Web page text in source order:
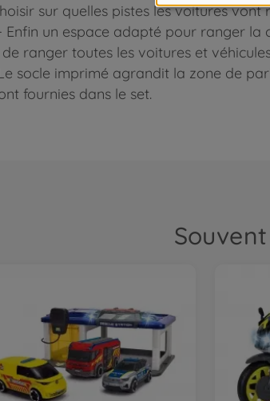
sur quelles pistes les voitures vont
Enfin un espace adapté pour ranger
ranger toutes les voitures et
socle imprimé agrandit la zone de
fournies dans le set.